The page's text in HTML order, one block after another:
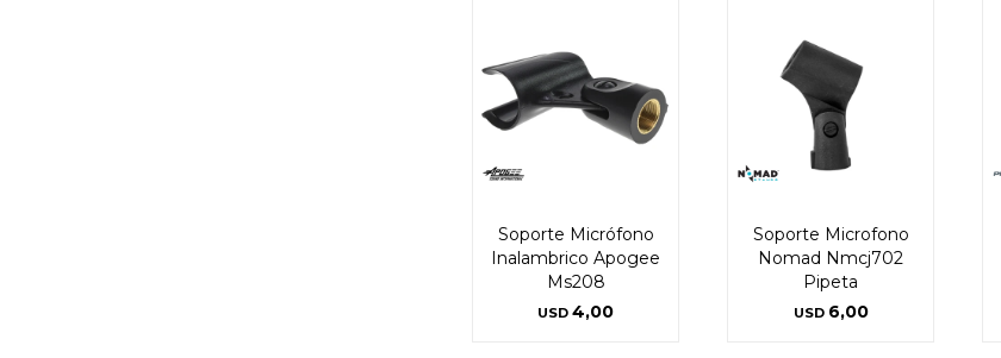
Soporte Micrófono
Inalambrico Apogee
Ms208
USD 4,00
Soporte Microfono
Nomad Nmcj702
Pipeta
USD 6,00